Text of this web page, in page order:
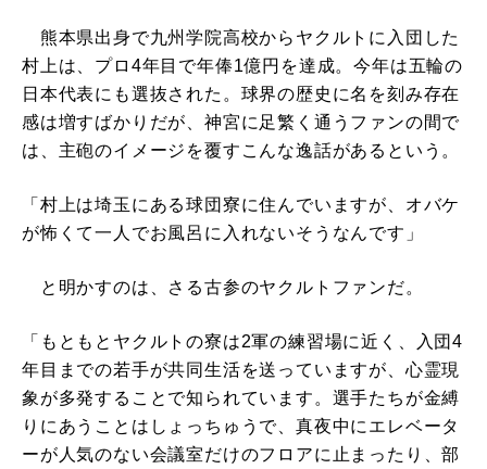
熊本県出身で九州学院高校からヤクルトに入団した
村上は、プロ4年目で年俸1億円を達成。今年は五輪の
日本代表にも選抜された。球界の歴史に名を刻み存在
感は増すばかりだが、神宮に足繁く通うファンの間で
は、主砲のイメージを覆すこんな逸話があるという。
「村上は埼玉にある球団寮に住んでいますが、オバケ
が怖くて一人でお風呂に入れないそうなんです」
と明かすのは、さる古参のヤクルトファンだ。
「もともとヤクルトの寮は2軍の練習場に近く、入団4
年目までの若手が共同生活を送っていますが、心霊現
象が多発することで知られています。選手たちが金縛
りにあうことはしょっちゅうで、真夜中にエレベータ
ーが人気のない会議室だけのフロアに止まったり、部